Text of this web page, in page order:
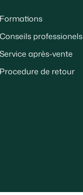
Formations
Conseils professionels
Service après-vente
Procedure de retour